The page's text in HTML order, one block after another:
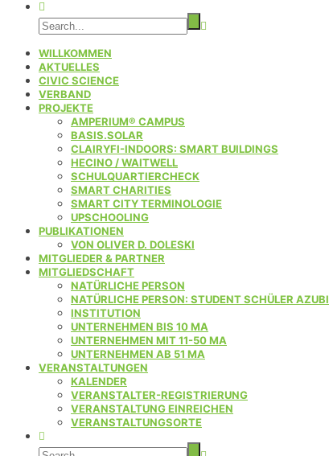
WILLKOMMEN
AKTUELLES
CIVIC SCIENCE
VERBAND
PROJEKTE
AMPERIUM® CAMPUS
BASIS.SOLAR
CLAIRYFI-INDOORS: SMART BUILDINGS
HECINO / WAITWELL
SCHULQUARTIERCHECK
SMART CHARITIES
SMART CITY TERMINOLOGIE
UPSCHOOLING
PUBLIKATIONEN
VON OLIVER D. DOLESKI
MITGLIEDER & PARTNER
MITGLIEDSCHAFT
NATÜRLICHE PERSON
NATÜRLICHE PERSON: STUDENT SCHÜLER AZUBI
INSTITUTION
UNTERNEHMEN BIS 10 MA
UNTERNEHMEN MIT 11-50 MA
UNTERNEHMEN AB 51 MA
VERANSTALTUNGEN
KALENDER
VERANSTALTER-REGISTRIERUNG
VERANSTALTUNG EINREICHEN
VERANSTALTUNGSORTE